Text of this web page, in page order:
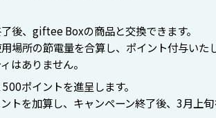
後、giftee Boxの商品と交換できます。
場所の節電量を合算し、ポイント付与いた
はありません。
ポイントを進呈します。
トを加算し、キャンペーン終了後、3月上